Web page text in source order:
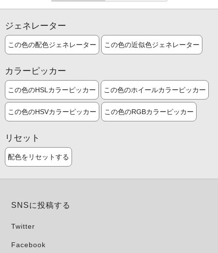
ジェネレーター
この色の配色ジェネレーター この色の近似色ジェネレーター
カラーピッカー
この色のHSLカラーピッカー この色のホイールカラーピッカー
この色のHSVカラーピッカー この色のRGBカラーピッカー
リセット
配色をリセットする
SNSに投稿する
Twitter
Facebook